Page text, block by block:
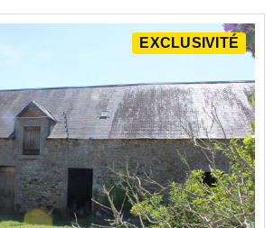
EXCLUSIVITÉ